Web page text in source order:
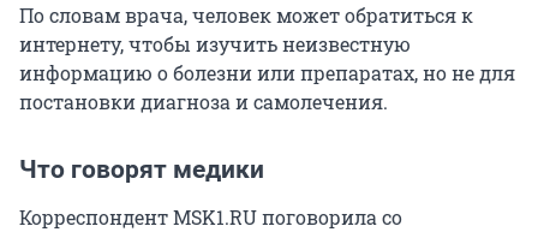
По словам врача, человек может обратиться к
интернету, чтобы изучить неизвестную
информацию о болезни или препаратах, но не для
постановки диагноза и самолечения.
Что говорят медики
Корреспондент MSK1.RU поговорила со